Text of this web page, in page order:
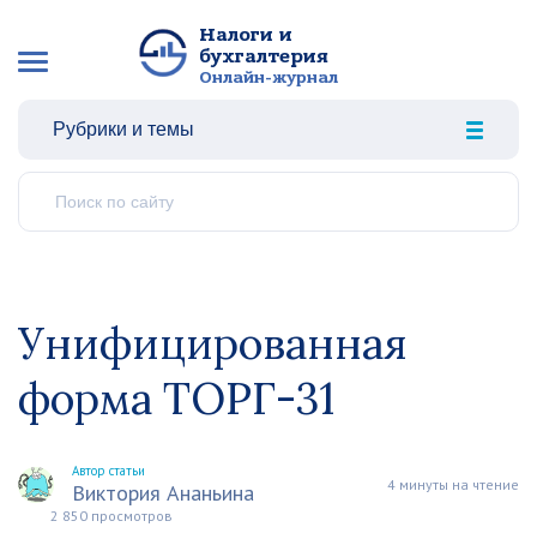
Налоги и
бухгалтерия
Онлайн-журнал
Рубрики и темы
Унифицированная
форма ТОРГ-31
Автор статьи
Виктория Ананьина
4 минуты на чтение
2 850 просмотров